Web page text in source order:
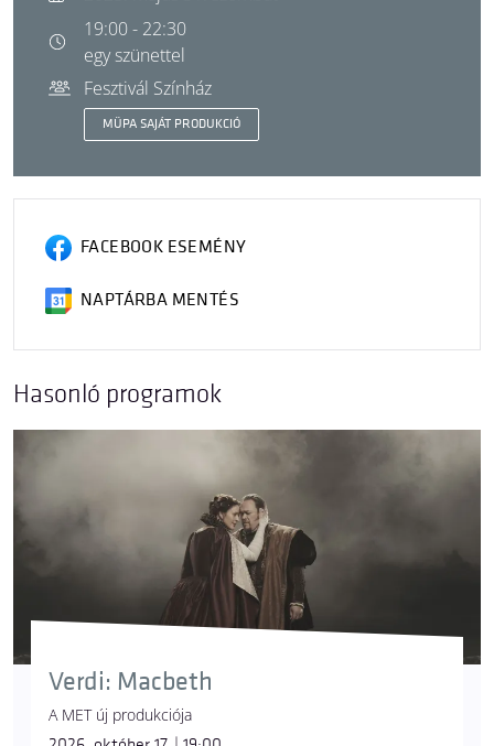
19:00 - 22:30
egy szünettel
Fesztivál Színház
MÜPA SAJÁT PRODUKCIÓ
FACEBOOK ESEMÉNY
NAPTÁRBA MENTÉS
Hasonló programok
Verdi: Macbeth
A MET új produkciója